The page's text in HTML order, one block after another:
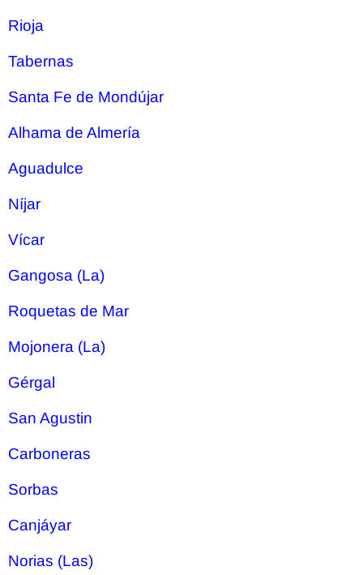
Rioja
Tabernas
Santa Fe de Mondújar
Alhama de Almería
Aguadulce
Níjar
Vícar
Gangosa (La)
Roquetas de Mar
Mojonera (La)
Gérgal
San Agustin
Carboneras
Sorbas
Canjáyar
Norias (Las)